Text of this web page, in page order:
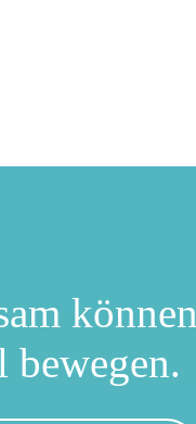
können
bewegen.